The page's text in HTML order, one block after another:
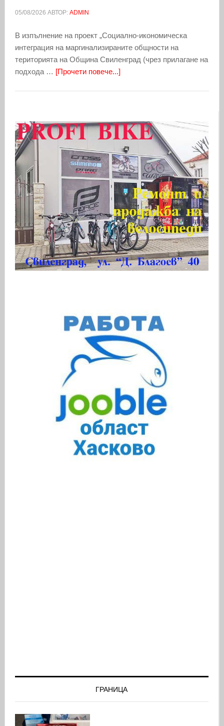
05/08/2026 АВТОР: ADMIN
В изпълнение на проект „Социално-икономическа
интеграция на маргинализираните общности на
територията на Община Свиленград (чрез прилагане на
подхода … [Прочети повече...]
ГРАНИЦА